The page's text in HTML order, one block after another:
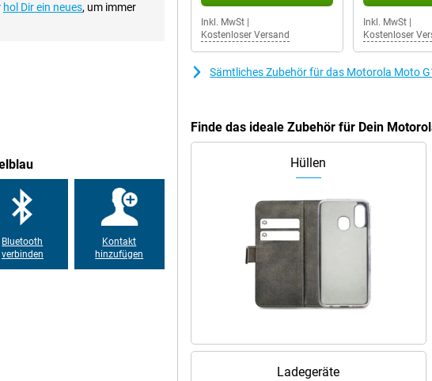
und Videos auf. Dank
mit dem Moto G17 immer
Sie Ihr Gerät schnell
Dank ThinkShield und
wasserdicht und
Audiobuchse und Stereo-
hol Dir ein neues, um immer
Bluetooth
verbinden
Kontakt
hinzufügen
Inkl. MwSt
Kostenloser Versand
Inkl. MwSt|
Kostenloser
Sämtliches Zubehör für das Motorola Moto
Finde das ideale Zubehör für Dein
Hüllen
Ladegeräte